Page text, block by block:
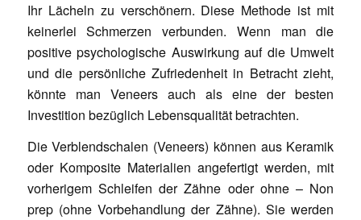
Ihr Lächeln zu verschönern. Diese Methode ist mit
keinerlei Schmerzen verbunden. Wenn man die
positive psychologische Auswirkung auf die Umwelt
und die persönliche Zufriedenheit in Betracht zieht,
könnte man Veneers auch als eine der besten
Investition bezüglich Lebensqualität betrachten.
Die Verblendschalen (Veneers) können aus Keramik
oder Komposite Materialien angefertigt werden, mit
vorherigem Schleifen der Zähne oder ohne – Non
prep (ohne Vorbehandlung der Zähne). Sie werden